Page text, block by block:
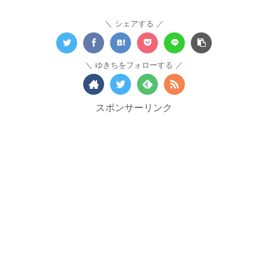
シェアする
ゆきちをフォローする
スポンサーリンク